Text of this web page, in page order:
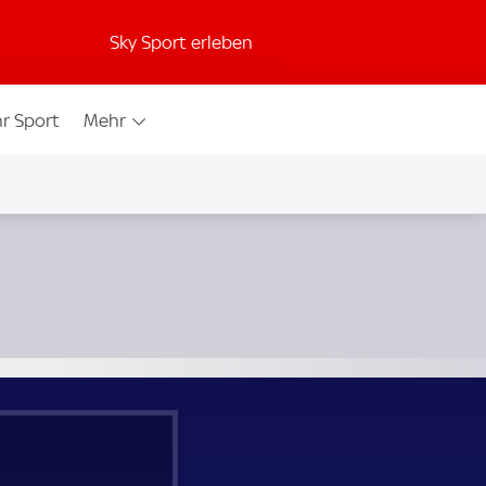
Sky Sport erleben
Sport Mehr